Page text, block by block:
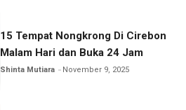
15 Tempat Nongkrong Di Cirebon
Malam Hari dan Buka 24 Jam
Shinta Mutiara November 9, 2025